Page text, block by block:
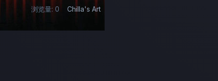
浏览量: 0 Chilla's Art